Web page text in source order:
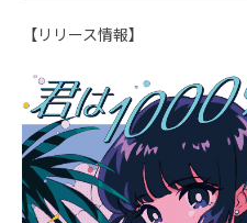
【リリース情報】